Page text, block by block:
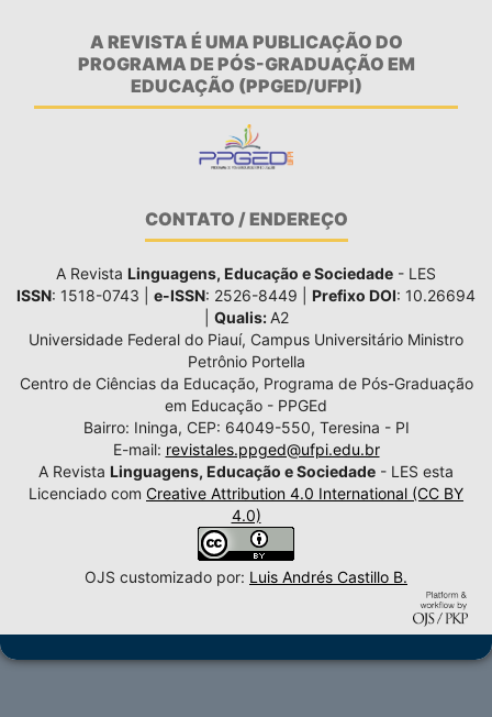
A REVISTA É UMA PUBLICAÇÃO DO
PROGRAMA DE PÓS-GRADUAÇÃO EM
EDUCAÇÃO (PPGED/UFPI)
CONTATO / ENDEREÇO
A Revista Linguagens, Educação e Sociedade - LES
ISSN: 1518-0743 | e-ISSN: 2526-8449 | Prefixo DOI: 10.26694
Qualis: A2
Universidade Federal do Piauí, Campus Universitário Ministro
Petrônio Portella
Centro de Ciências da Educação, Programa de Pós-Graduação
em Educação - PPGEd
Bairro: Ininga, CEP: 64049-550, Teresina - PI
E-mail: revistales.ppged@ufpi.edu.br
A Revista Linguagens, Educação e Sociedade - LES esta
Licenciado com Creative Attribution 4.0 International (CC BY
4.0)
OJS customizado por: Luis Andrés Castillo B.